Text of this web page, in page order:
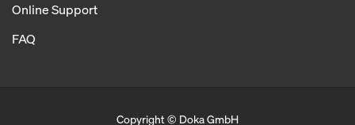
Online Support
FAQ
Copyright © Doka GmbH